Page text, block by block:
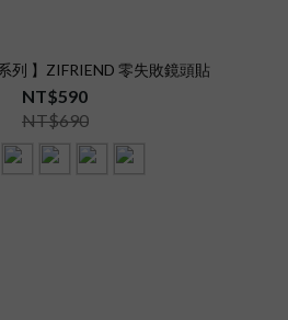
系列 】ZIFRIEND 零失敗鏡頭貼
NT$590
NT$690